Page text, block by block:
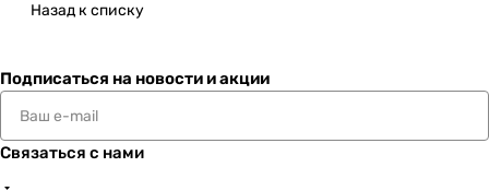
Назад к списку
Подписаться на новости и акции
Связаться с нами